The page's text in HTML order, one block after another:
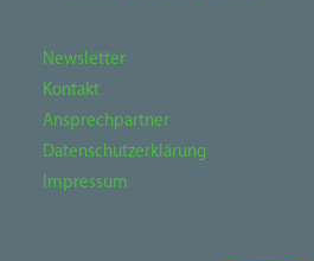
Newsletter
Kontakt
Ansprechpartner
Datenschutzerklärung
Impressum